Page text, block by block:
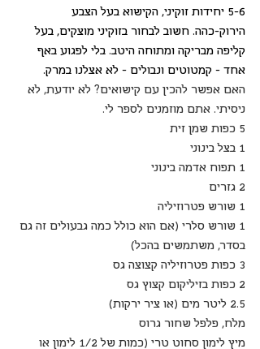
5-6 יחידות זוקיני, הקישוא בעל הצבע
הירוק-כהה. חשוב לבחור בזוקיני מוצקים, בעל
קליפה מבריקה ומתוחה היטב. בלי לפגוע באף
אחד - קמטוטים ונבולים - לא אצלנו במרק.
האם אפשר להכין עם קישואים? לא יודעת, לא
ניסיתי. אתם מוזמנים לספר לי.
5 כפות שמן זית
1 בצל בינוני
1 תפוח אדמה בינוני
2 גזרים
1 שורש פטרוזיליה
1 שורש סלרי (אם הוא כולל כמה גבעולים זה גם
בסדר, משתמשים בהכל)
3 כפות פטרוזיליה קצוצה גס
2 כפות בזיליקום קצוץ גס
2.5 ליטר מים (או ציר ירקות)
מלח, פלפל שחור גרוס
מיץ לימון סחוט טרי (כמות של 1/2 לימון או